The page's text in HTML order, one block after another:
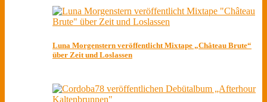
Luna Morgenstern veröffentlicht Mixtape „Château Brute“
über Zeit und Loslassen